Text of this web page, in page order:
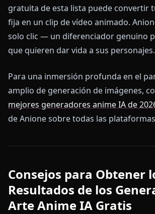
gratuita de esta lista puede convertir
fija en un clip de vídeo animado.
solo clic — un diferenciador genuino
que quieren dar vida a sus personajes.
Para una inmersión profunda en el
amplio de generación de imágenes,
mejores generadores anime IA de
de Anione sobre todas las
Consejos para Obtener
Resultados de los
Arte Anime IA Gratis